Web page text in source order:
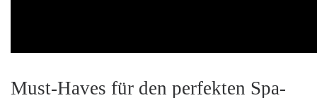
Must-Haves für den perfekten Spa-